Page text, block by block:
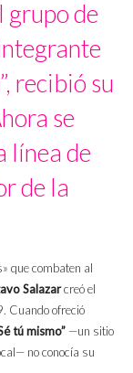
grupo de
recibió su
se
línea de
de la
que combaten al
Salazarcreó el
Cuando ofreció
tú mismo” —un sitio
no conocía su